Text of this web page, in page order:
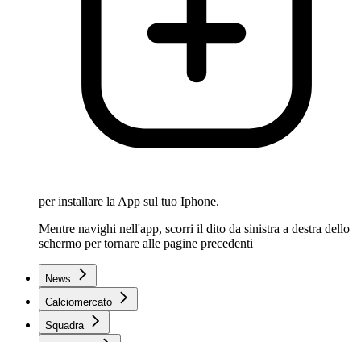
per installare la App sul tuo Iphone.
Mentre navighi nell'app, scorri il dito da sinistra a destra dello
schermo per tornare alle pagine precedenti
News
Calciomercato
Squadra